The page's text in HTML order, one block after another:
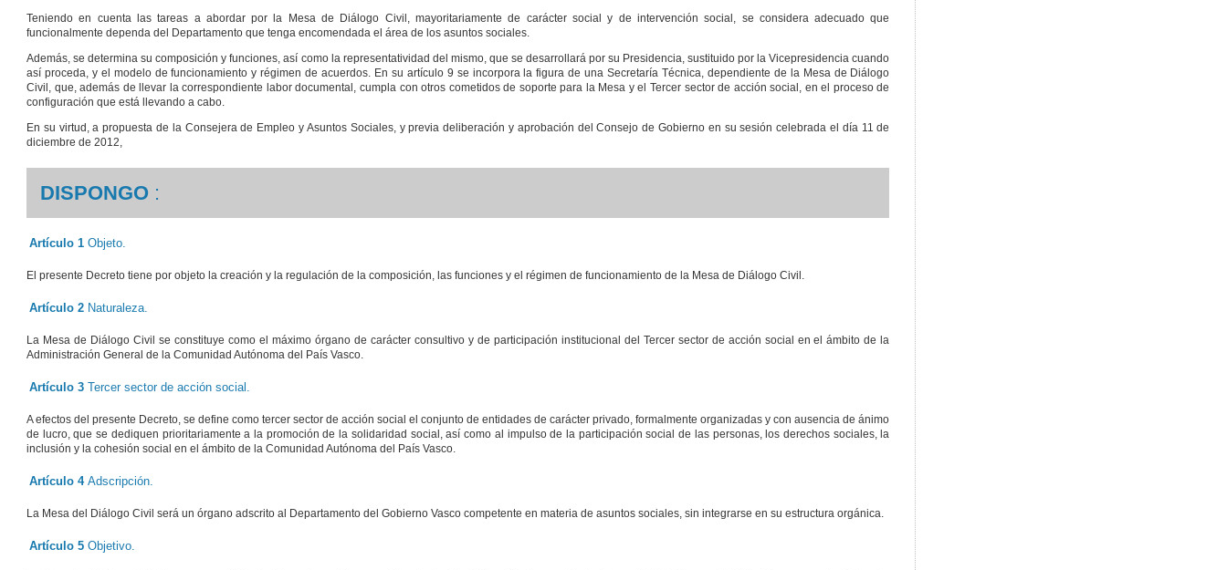
Teniendo en cuenta las tareas a abordar por la Mesa de Diálogo Civil, mayoritariamente de carácter social y de intervención social, se considera adecuado que
funcionalmente dependa del Departamento que tenga encomendada el área de los asuntos sociales.
Además, se determina su composición y funciones, así como la representatividad del mismo, que se desarrollará por su Presidencia, sustituido por la Vicepresidencia cuando
así proceda, y el modelo de funcionamiento y régimen de acuerdos. En su artículo 9 se incorpora la figura de una Secretaría Técnica, dependiente de la Mesa de Diálogo
Civil, que, además de llevar la correspondiente labor documental, cumpla con otros cometidos de soporte para la Mesa y el Tercer sector de acción social, en el proceso de
configuración que está llevando a cabo.
En su virtud, a propuesta de la Consejera de Empleo y Asuntos Sociales, y previa deliberación y aprobación del Consejo de Gobierno en su sesión celebrada el día 11 de
diciembre de 2012,
DISPONGO :
Artículo 1 Objeto.
El presente Decreto tiene por objeto la creación y la regulación de la composición, las funciones y el régimen de funcionamiento de la Mesa de Diálogo Civil.
Artículo 2 Naturaleza.
La Mesa de Diálogo Civil se constituye como el máximo órgano de carácter consultivo y de participación institucional del Tercer sector de acción social en el ámbito de la
Administración General de la Comunidad Autónoma del País Vasco.
Artículo 3 Tercer sector de acción social.
A efectos del presente Decreto, se define como tercer sector de acción social el conjunto de entidades de carácter privado, formalmente organizadas y con ausencia de ánimo
de lucro, que se dediquen prioritariamente a la promoción de la solidaridad social, así como al impulso de la participación social de las personas, los derechos sociales, la
inclusión y la cohesión social en el ámbito de la Comunidad Autónoma del País Vasco.
Artículo 4 Adscripción.
La Mesa del Diálogo Civil será un órgano adscrito al Departamento del Gobierno Vasco competente en materia de asuntos sociales, sin integrarse en su estructura orgánica.
Artículo 5 Objetivo.